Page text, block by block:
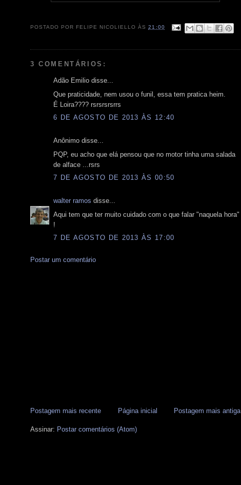
POSTADO POR FELIPE NICOLIELLO ÀS21:00
3 COMENTÁRIOS:
Adão Emilio disse...
Que praticidade, nem usou o funil, essa tem pratica heim.
É Loira???? rsrsrsrsrrs
6 DE AGOSTO DE 2013 ÀS 12:40
Anônimo disse...
PQP, eu acho que elá pensou que no motor tinha uma salada
de alface ...rsrs
7 DE AGOSTO DE 2013 ÀS 00:50
walter ramos disse...
Aqui tem que ter muito cuidado com o que falar "naquela hora"
!
7 DE AGOSTO DE 2013 ÀS 17:00
Postar um comentário
Postagem mais recente Postagem mais antiga
Página inicial
Assinar: Postar comentários (Atom)